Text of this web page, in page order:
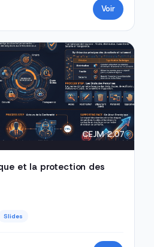
Voir
CEJM 2.07
et la protection des
Slides